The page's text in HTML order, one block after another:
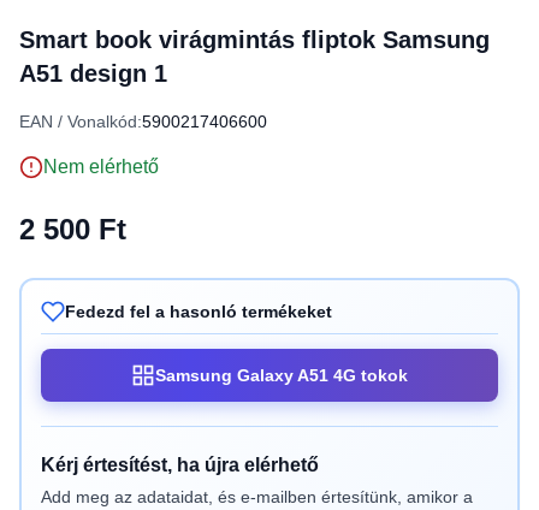
Smart book virágmintás fliptok Samsung
A51 design 1
EAN / Vonalkód:5900217406600
Nem elérhető
2 500 Ft
Fedezd fel a hasonló termékeket
Samsung Galaxy A51 4G tokok
Kérj értesítést, ha újra elérhető
Add meg az adataidat, és e-mailben értesítünk, amikor a